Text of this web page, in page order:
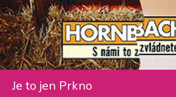
Je to jen Prkno